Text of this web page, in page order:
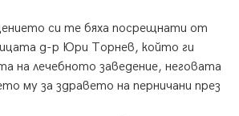
си те бяха посрещнати от
д-р Юри Торнев, който ги
на лечебното заведение, неговата
му за здравето на перничани през